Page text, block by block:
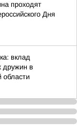
проходят
Дня
вклад
дружин в
области